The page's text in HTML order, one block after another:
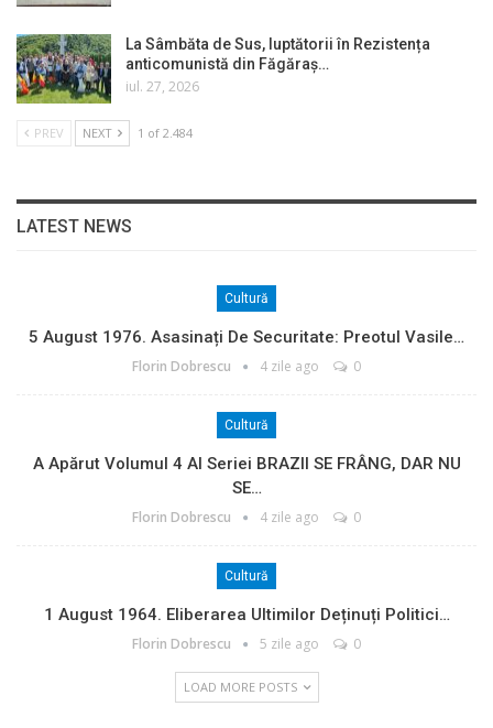
La Sâmbăta de Sus, luptătorii în Rezistența
anticomunistă din Făgăraș…
iul. 27, 2026
PREV NEXT 1 of 2.484
LATEST NEWS
Cultură
5 August 1976. Asasinați De Securitate: Preotul Vasile…
Florin Dobrescu 4 zile ago 0
Cultură
A Apărut Volumul 4 Al Seriei BRAZII SE FRÂNG, DAR NU
SE…
Florin Dobrescu 4 zile ago 0
Cultură
1 August 1964. Eliberarea Ultimilor Deținuți Politici…
Florin Dobrescu 5 zile ago 0
LOAD MORE POSTS